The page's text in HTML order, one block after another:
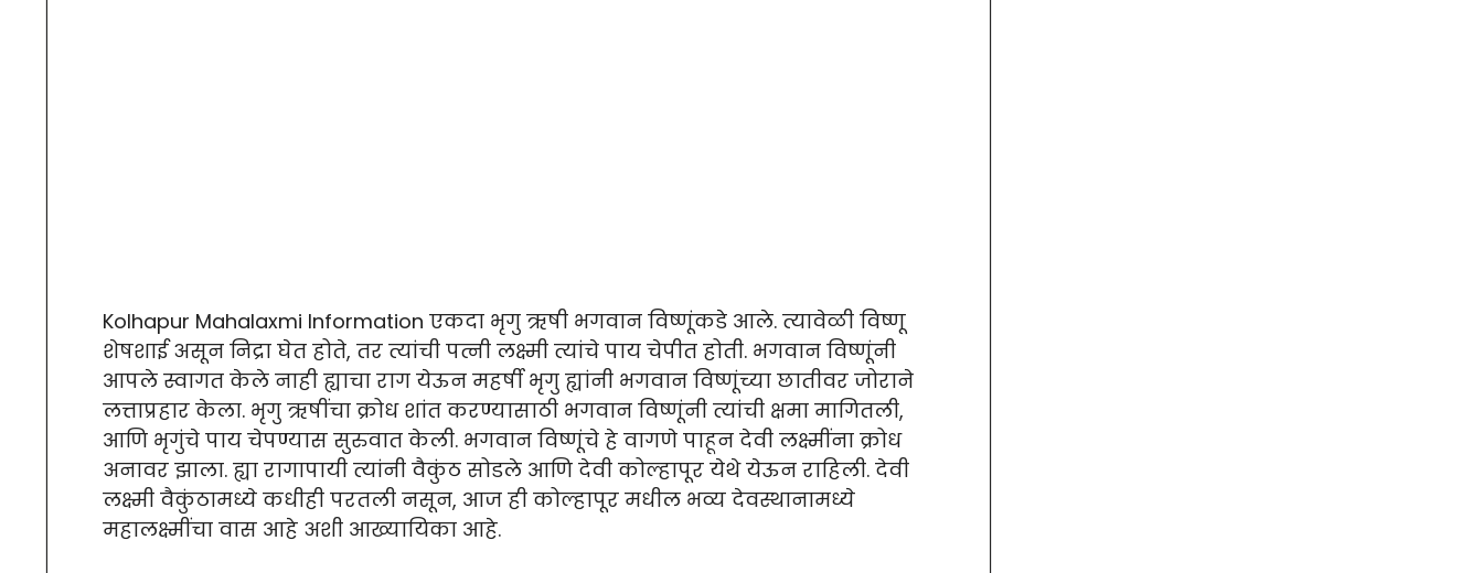
Kolhapur Mahalaxmi Information एकदा भृगु ऋषी भगवान विष्णूंकडे आले. त्यावेळी विष्णू
शेषशाई असून निद्रा घेत होते, तर त्यांची पत्नी लक्ष्मी त्यांचे पाय चेपीत होती. भगवान विष्णूंनी
आपले स्वागत केले नाही ह्याचा राग येऊन महर्षी भृगु ह्यांनी भगवान विष्णूंच्या छातीवर जोराने
लत्ताप्रहार केला. भृगु ऋषींचा क्रोध शांत करण्यासाठी भगवान विष्णूंनी त्यांची क्षमा मागितली,
आणि भृगुंचे पाय चेपण्यास सुरुवात केली. भगवान विष्णूंचे हे वागणे पाहून देवी लक्ष्मींना क्रोध
अनावर झाला. ह्या रागापायी त्यांनी वैकुंठ सोडले आणि देवी कोल्हापूर येथे येऊन राहिली. देवी
लक्ष्मी वैकुंठामध्ये कधीही परतली नसून, आज ही कोल्हापूर मधील भव्य देवस्थानामध्ये
महालक्ष्मींचा वास आहे अशी आख्यायिका आहे.